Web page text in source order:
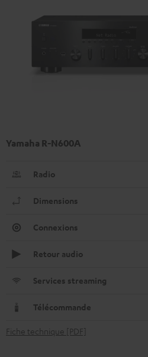
Yamaha R-N600A
Radio
Dimensions
Connexions
Retour audio
Services streaming
Télécommande
Fiche technique [PDF]